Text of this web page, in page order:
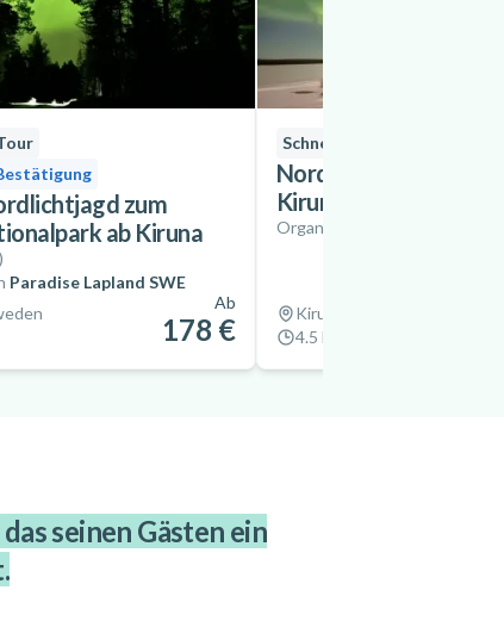
zum
ab Kiruna
)
Paradise Lapland SWE
Ab
178 €
Schneemobil
Nordlicht-
Kiruna
Organisiert von
Kiruna, Schweden
4.5 hrs
seinen Gästen ein